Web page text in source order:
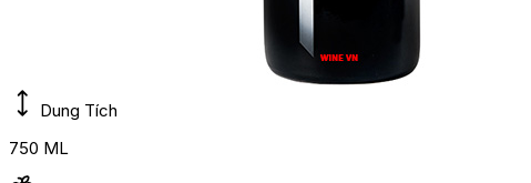
Dung Tích
750 ML